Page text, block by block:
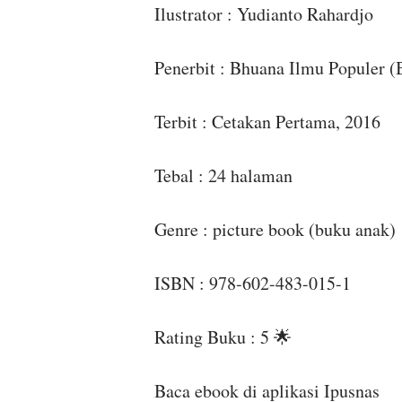
Ilustrator : Yudianto Rahardjo
Penerbit : Bhuana Ilmu Populer
Terbit : Cetakan Pertama, 2016
Tebal : 24 halaman
Genre : picture book (buku anak)
ISBN : 978-602-483-015-1
Rating Buku : 5 🌟
Baca ebook di aplikasi Ipusnas